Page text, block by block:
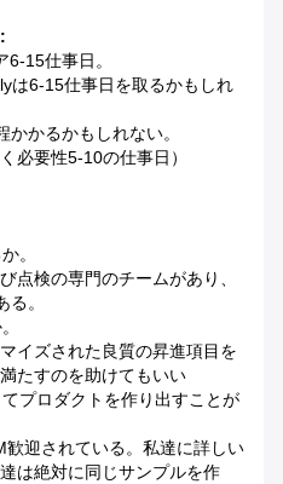
15仕事日。
は6-15仕事日を取るかもしれ
かるかもしれない。
必要性5-10の仕事日）
。
点検の専門のチームがあり、
。
イズされた良質の昇進項目を
たすのを助けてもいい
プロダクトを作り出すことが
迎されている。私達に詳しい
は絶対に同じサンプルを作